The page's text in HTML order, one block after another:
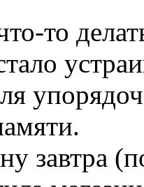
то
завтра